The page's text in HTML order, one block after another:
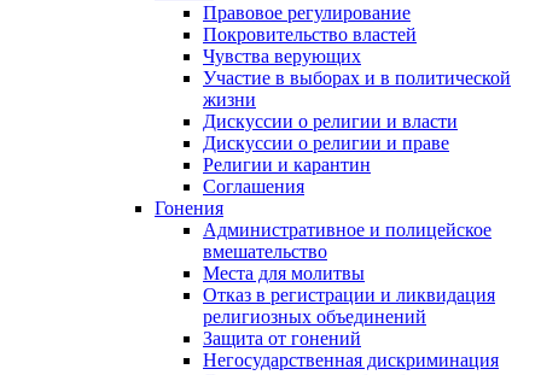
Правовое регулирование
Покровительство властей
Чувства верующих
Участие в выборах и в политической
жизни
Дискуссии о религии и власти
Дискуссии о религии и праве
Религии и карантин
Соглашения
Гонения
Административное и полицейское
вмешательство
Места для молитвы
Отказ в регистрации и ликвидация
религиозных объединений
Защита от гонений
Негосударственная дискриминация